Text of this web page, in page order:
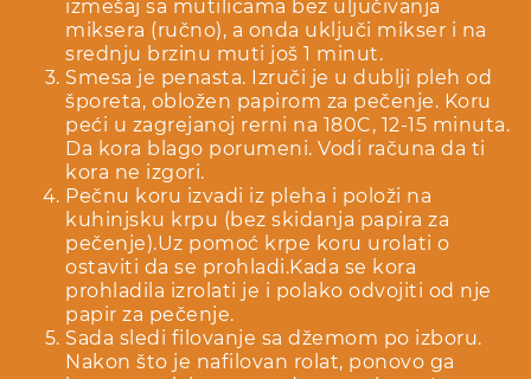
izmešaj sa mutilicama bez uljučivanja
miksera (ručno), a onda uključi mikser i na
srednju brzinu muti još 1 minut.
Smesa je penasta. Izruči je u dublji pleh od
šporeta, obložen papirom za pečenje. Koru
peći u zagrejanoj rerni na 180C, 12-15 minuta.
Da kora blago porumeni. Vodi računa da ti
kora ne izgori.
Pečnu koru izvadi iz pleha i položi na
kuhinjsku krpu (bez skidanja papira za
pečenje).Uz pomoć krpe koru urolati o
ostaviti da se prohladi.Kada se kora
prohladila izrolati je i polako odvojiti od nje
papir za pečenje.
Sada sledi filovanje sa džemom po izboru.
Nakon što je nafilovan rolat, ponovo ga